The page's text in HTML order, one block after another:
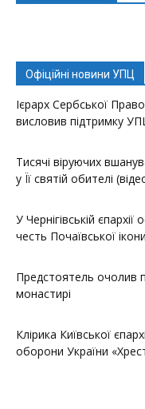
Офіційні новини УПЦ
Ієрарх Сербської
висловив підтримку
Тисячі віруючих
у Її святій обителі
У Чернігівській
честь Почаївської
Предстоятель очолив
монастирі
Клірика Київської
оборони України